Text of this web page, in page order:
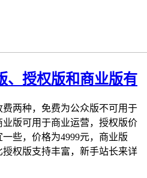
、授权版和商业版有
两种，免费为公众版不可用于
版可用于商业运营，授权版价
些，价格为4999元，商业版
授权版支持丰富，新手站长来详